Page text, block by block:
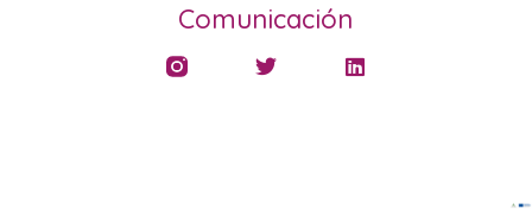
Comunicación